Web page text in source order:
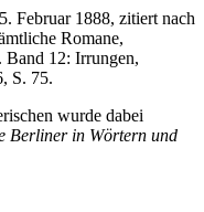
Februar 1888, zitiert nach
Romane,
Band 12: Irrungen,
S. 75.
wurde dabei
Berliner in Wörtern und